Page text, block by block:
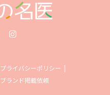
プライバシーポリシー
ブランド掲載依頼